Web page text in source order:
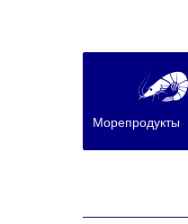
Морепродукты